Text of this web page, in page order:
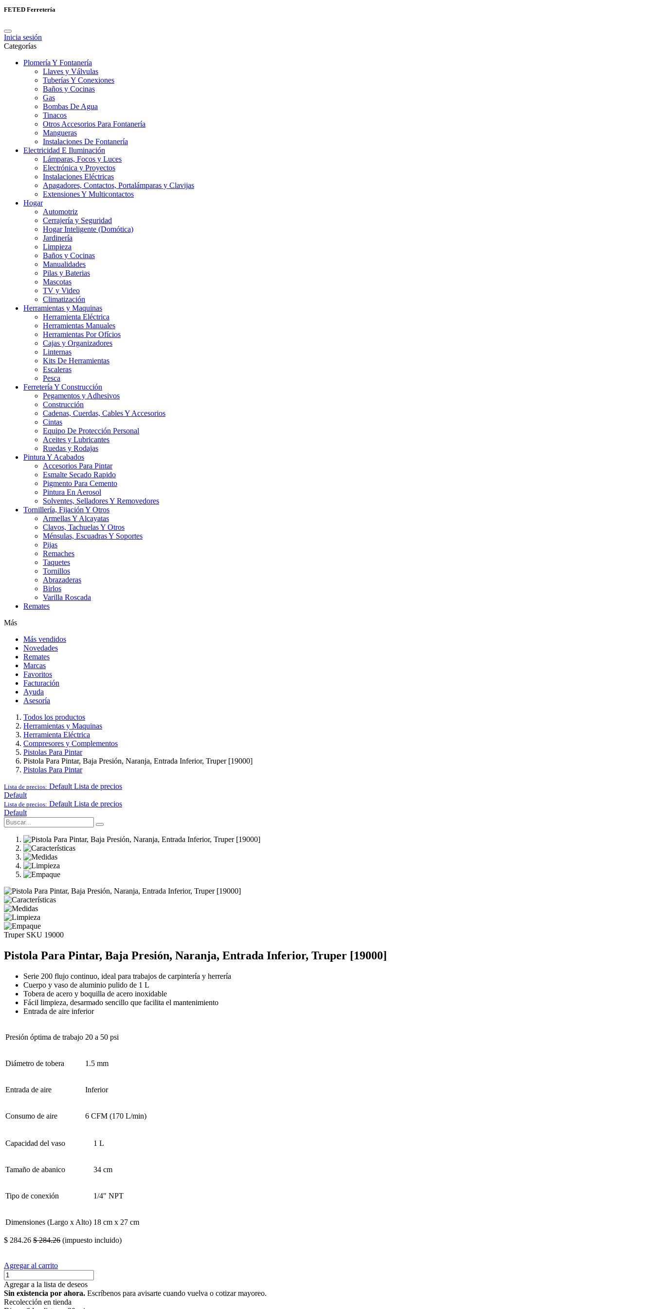
FETED Ferretería
Inicia sesión
Categorías
Plomería Y Fontanería
Llaves y Válvulas
Tuberías Y Conexiones
Baños y Cocinas
Gas
Bombas De Agua
Tinacos
Otros Accesorios Para Fontanería
Mangueras
Instalaciones De Fontanería
Electricidad E Iluminación
Lámparas, Focos y Luces
Electrónica y Proyectos
Instalaciones Eléctricas
Apagadores, Contactos, Portalámparas y Clavijas
Extensiones Y Multicontactos
Hogar
Automotriz
Cerrajería y Seguridad
Hogar Inteligente (Domótica)
Jardinería
Limpieza
Baños y Cocinas
Manualidades
Pilas y Baterias
Mascotas
TV y Video
Climatización
Herramientas y Maquinas
Herramienta Eléctrica
Herramientas Manuales
Herramientas Por Ofícios
Cajas y Organizadores
Linternas
Kits De Herramientas
Escaleras
Pesca
Ferretería Y Construcción
Pegamentos y Adhesivos
Construcción
Cadenas, Cuerdas, Cables Y Accesorios
Cintas
Equipo De Protección Personal
Aceites y Lubricantes
Ruedas y Rodajas
Pintura Y Acabados
Accesorios Para Pintar
Esmalte Secado Rapido
Pigmento Para Cemento
Pintura En Aerosol
Solventes, Selladores Y Removedores
Tornillería, Fijación Y Otros
Armellas Y Alcayatas
Clavos, Tachuelas Y Otros
Ménsulas, Escuadras Y Soportes
Pijas
Remaches
Taquetes
Tornillos
Abrazaderas
Birlos
Varilla Roscada
Remates
Más
Más vendidos
Novedades
Remates
Marcas
Favoritos
Facturación
Ayuda
Asesoría
Todos los productos
Herramientas y Maquinas
Herramienta Eléctrica
Compresores y Complementos
Pistolas Para Pintar
Pistola Para Pintar, Baja Presión, Naranja, Entrada Inferior, Truper [19000]
Pistolas Para Pintar
Lista de precios: Default Lista de precios
Default
Lista de precios: Default Lista de precios
Default
Truper SKU 19000
Pistola Para Pintar, Baja Presión, Naranja, Entrada Inferior, Truper [19000]
Serie 200 flujo continuo, ideal para trabajos de carpintería y herrería
Cuerpo y vaso de aluminio pulido de 1 L
Tobera de acero y boquilla de acero inoxidable
Fácil limpieza, desarmado sencillo que facilita el mantenimiento
Entrada de aire inferior
Presión óptima de trabajo 20 a 50 psi
Diámetro de tobera 1.5 mm
Entrada de aire Inferior
Consumo de aire 6 CFM (170 L/min)
Capacidad del vaso 1 L
Tamaño de abanico 34 cm
Tipo de conexión 1/4" NPT
Dimensiones (Largo x Alto) 18 cm x 27 cm
$ 284.26 $284.26 (impuesto incluido)
Agregar al carrito
Agregar a la lista de deseos
Sin existencia por ahora. Escríbenos para avisarte cuando vuelva o cotizar mayoreo.
Recolección en tienda